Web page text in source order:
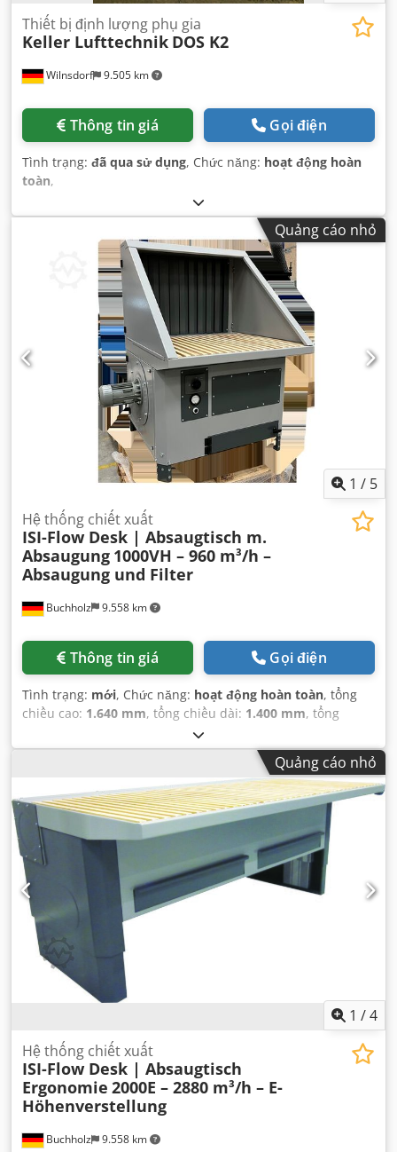
Wilnsdorf 9.505 km
Thiết bị định lượng phụ gia
Keller Lufttechnik DOS K2
Thông tin giá Gọi điện
Tình trạng: đã qua sử dụng, Chức năng: hoạt động hoàn
toàn,
Quảng cáo nhỏ
1 / 5
Buchholz 9.558 km
Hệ thống chiết xuất
ISI-Flow Desk | Absaugtisch m.
Absaugung 1000VH – 960 m³/h –
Absaugung und Filter
Thông tin giá Gọi điện
Tình trạng: mới, Chức năng: hoạt động hoàn toàn, tổng
chiều cao: 1.640 mm, tổng chiều dài: 1.400 mm, tổng
, trọng lượng tổng cộng:
Thiết bị:Có sẵn biển kiểu, Dấu CE, tài liệu / sổ tay hướng
Quảng cáo nhỏ
1 /4
Buchholz 9.558 km
Hệ thống chiết xuất
ISI-Flow Desk | Absaugtisch
Ergonomie 2000E – 2880 m³/h – E-
Höhenverstellung